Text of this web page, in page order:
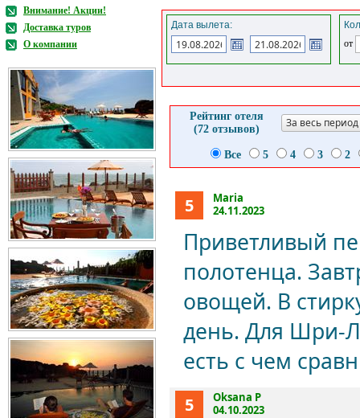
Внимание! Акции!
Доставка туров
О компании
Дата вылета:
от
Рейтинг отеля
(72 отзывов)
За весь период
Все 5 4 3 2
5
Maria
24.11.2023
Приветливый
полотенца.
овощей. В
день. Для Шри-
есть с чем
5
Oksana P
04.10.2023